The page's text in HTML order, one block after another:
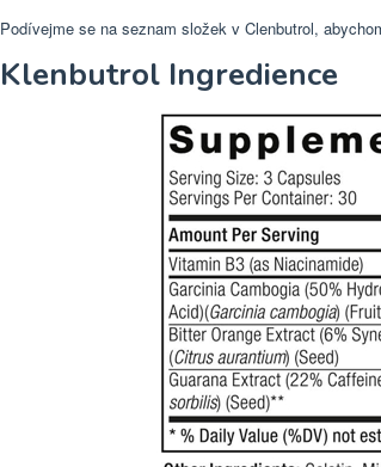
Podívejme se na seznam složek v Clenbutrol,
Klenbutrol Ingredience